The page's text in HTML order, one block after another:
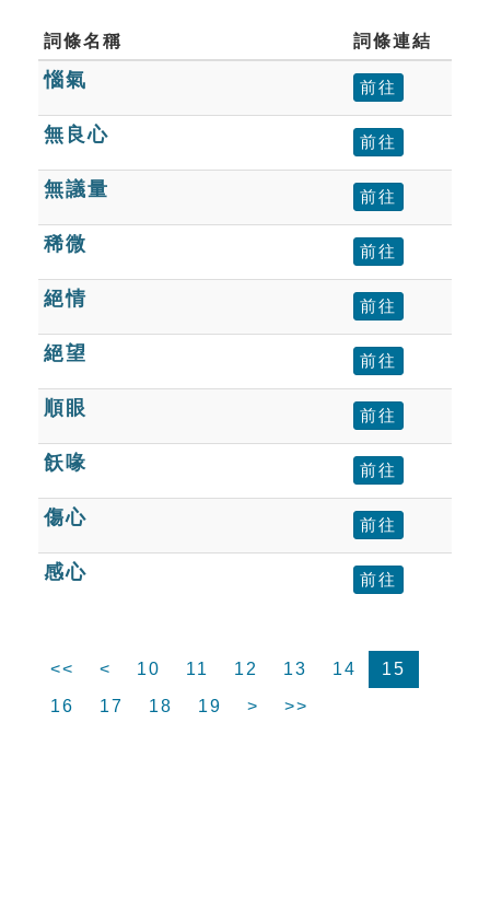
單字索引
生命大百科索引
遊戲專區
教學應用
貓頭鷹博士
詞條名稱 詞條連結
惱氣 前往
無良心 前往
無議量 前往
稀微 前往
絕情 前往
絕望 前往
順眼 前往
飫喙 前往
傷心 前往
感心 前往
<< < 10 11 12 13 14
15
16
17 18 19 > >>